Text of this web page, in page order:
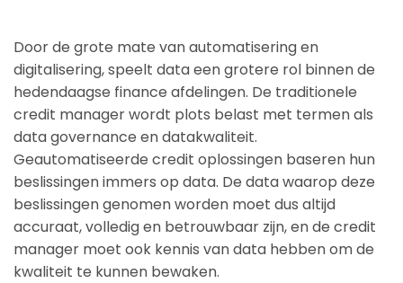
Door de grote mate van automatisering en
digitalisering, speelt data een grotere rol binnen de
hedendaagse finance afdelingen. De traditionele
credit manager wordt plots belast met termen als
data governance en datakwaliteit.
Geautomatiseerde credit oplossingen baseren hun
beslissingen immers op data. De data waarop deze
beslissingen genomen worden moet dus altijd
accuraat, volledig en betrouwbaar zijn, en de credit
manager moet ook kennis van data hebben om de
kwaliteit te kunnen bewaken.